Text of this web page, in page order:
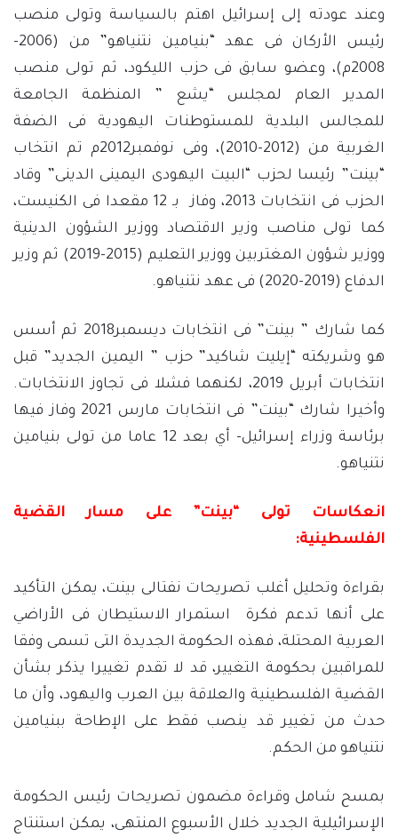
وعند عودته إلى إسرائيل اهتم بالسياسة وتولى منصب
رئيس الأركان فى عهد “بنيامين نتنياهو” من (2006-
2008م)، وعضو سابق فى حزب الليكود، ثم تولى منصب
المدير العام لمجلس “يشع ” المنظمة الجامعة
للمجالس البلدية للمستوطنات اليهودية فى الضفة
الغربية من (2012-2010)، وفى نوفمبر2012م تم انتخاب
“بينت” رئيسا لحزب “البيت اليهودى اليمينى الدينى” وقاد
الحزب فى انتخابات 2013، وفاز بـ 12 مقعدا فى الكنيست،
كما تولى مناصب وزير الاقتصاد ووزير الشؤون الدينية
ووزير شؤون المغتربين ووزير التعليم (2015-2019) ثم وزير
الدفاع (2019-2020) فى عهد نتنياهو.
كما شارك ” بينت” فى انتخابات ديسمبر2018 ثم أسس
هو وشريكته “إيليت شاكيد” حزب ” اليمين الجديد” قبل
انتخابات أبريل 2019، لكنهما فشلا فى تجاوز الانتخابات.
وأخيرا شارك “بينت” فى انتخابات مارس 2021 وفاز فيها
برئاسة وزراء إسرائيل- أي بعد 12 عاما من تولى بنيامين
نتنياهو.
انعكاسات تولى “بينت” على مسار القضية
الفلسطينية:
بقراءة وتحليل أغلب تصريحات نفتالى بينت، يمكن التأكيد
على أنها تدعم فكرة استمرار الاستيطان فى الأراضي
العربية المحتلة، فهذه الحكومة الجديدة التى تسمى وفقا
للمراقبين بحكومة التغيير، قد لا تقدم تغييرا يذكر بشأن
القضية الفلسطينية والعلاقة بين العرب واليهود، وأن ما
حدث من تغيير قد ينصب فقط على الإطاحة ببنيامين
نتنياهو من الحكم.
بمسح شامل وقراءة مضمون تصريحات رئيس الحكومة
الإسرائيلية الجديد خلال الأسبوع المنتهى، يمكن استنتاج